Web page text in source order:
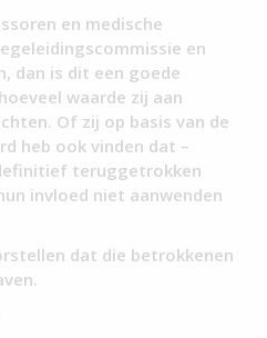
en medische
en
dan is dit een goede
waarde zij aan
Of zij op basis van de
heb ook vinden dat –
teruggetrokken
invloed niet aanwenden
dat die betrokkenen